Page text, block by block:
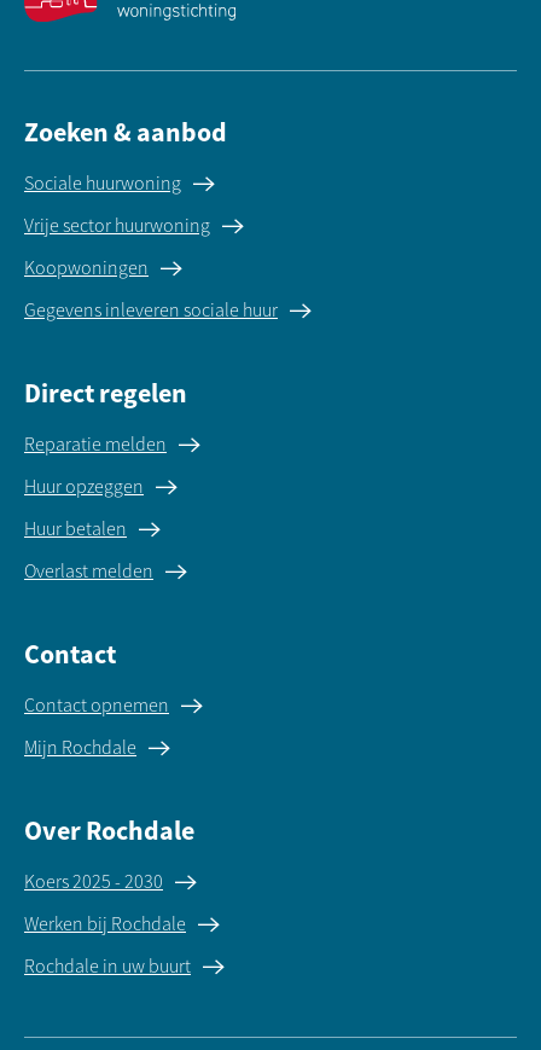
Zoeken & aanbod
Sociale huurwoning
Vrije sector huurwoning
Koopwoningen
Gegevens inleveren sociale huur
Direct regelen
Reparatie melden
Huur opzeggen
Huur betalen
Overlast melden
Contact
Contact opnemen
Mijn Rochdale
Over Rochdale
Koers 2025 - 2030
Werken bij Rochdale
Rochdale in uw buurt